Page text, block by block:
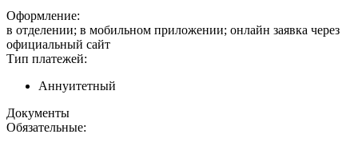
Оформление:
в отделении; в мобильном приложении; онлайн заявка через
официальный сайт
Тип платежей:
Аннуитетный
Документы
Обязательные: